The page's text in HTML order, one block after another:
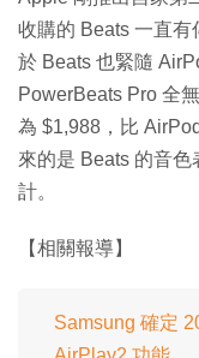
收購的 Beats 一直
於 Beats 也緊隨
PowerBeats Pro 全
為 $1,988，比
來的是 Beats 的音
計。
【相關報導】
Samsung 確定